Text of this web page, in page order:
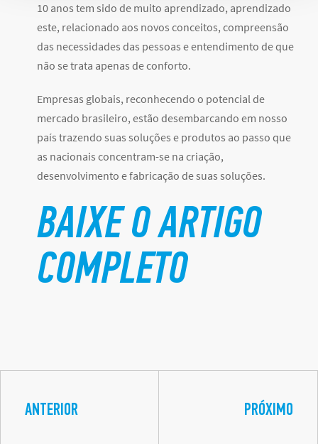
10 anos tem sido de muito aprendizado, aprendizado
este, relacionado aos novos conceitos, compreensão
das necessidades das pessoas e entendimento de que
não se trata apenas de conforto.
Empresas globais, reconhecendo o potencial de
mercado brasileiro, estão desembarcando em nosso
país trazendo suas soluções e produtos ao passo que
as nacionais concentram-se na criação,
desenvolvimento e fabricação de suas soluções.
BAIXE O ARTIGO
COMPLETO
ANTERIOR PRÓXIMO